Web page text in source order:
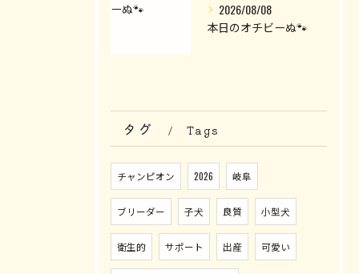
2026/08/08
本日のオチビーぬ🐾
タグ Tags
チャンピオン 2026 岐阜
ブリーダー 子犬 良質 小型犬
衛生的 サポート 出産 可愛い